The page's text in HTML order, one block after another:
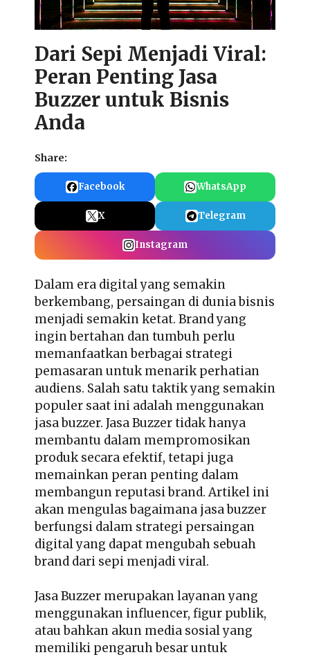
Dari Sepi Menjadi Viral:
Peran Penting Jasa
Buzzer untuk Bisnis
Anda
Share:
Facebook WhatsApp
X Telegram
Instagram
Dalam era digital yang semakin
berkembang, persaingan di dunia bisnis
menjadi semakin ketat. Brand yang
ingin bertahan dan tumbuh perlu
memanfaatkan berbagai strategi
pemasaran untuk menarik perhatian
audiens. Salah satu taktik yang semakin
populer saat ini adalah menggunakan
jasa buzzer. Jasa Buzzer tidak hanya
membantu dalam mempromosikan
produk secara efektif, tetapi juga
memainkan peran penting dalam
membangun reputasi brand. Artikel ini
akan mengulas bagaimana jasa buzzer
berfungsi dalam strategi persaingan
digital yang dapat mengubah sebuah
brand dari sepi menjadi viral.
Jasa Buzzer merupakan layanan yang
menggunakan influencer, figur publik,
atau bahkan akun media sosial yang
memiliki pengaruh besar untuk